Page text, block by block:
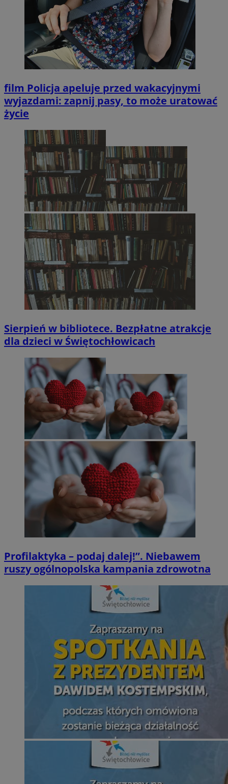
film Policja apeluje przed wakacyjnymi
wyjazdami: zapnij pasy, to może uratować
życie
Sierpień w bibliotece. Bezpłatne atrakcje
dla dzieci w Świętochłowicach
Profilaktyka – podaj dalej!”. Niebawem
ruszy ogólnopolska kampania zdrowotna